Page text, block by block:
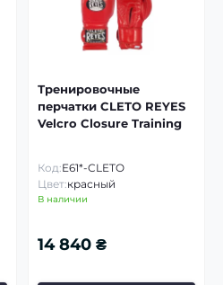
Тренировочные
перчатки CLETO REYES
Velcro Closure Training
Код:E61*-CLETO
Цвет:красный
В наличии
14 840 ₴